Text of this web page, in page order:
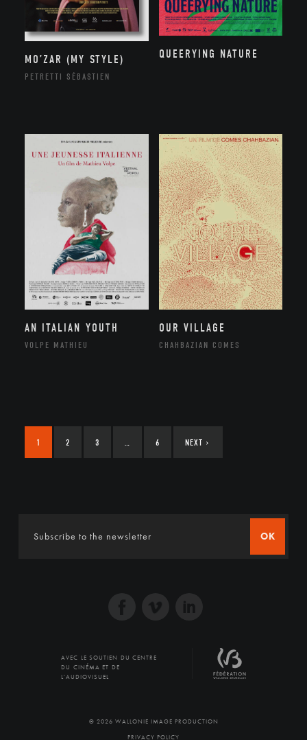
MO’ZAR (MY STYLE)
PETRETTI SÉBASTIEN
QUEERYING NATURE
AN ITALIAN YOUTH
VOLPE MATHIEU
OUR VILLAGE
CHAHBAZIAN COMES
1 2 3 6 NEXT ›
OK
AVEC LE SOUTIEN DU CENTRE
DU CINÉMA ET DE
L'AUDIOVISUEL
© 2026 WALLONIE IMAGE PRODUCTION
PRIVACY POLICY